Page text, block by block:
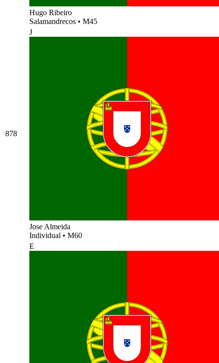
Hugo Ribeiro
Salamandrecos • M45
878
J
Jose Almeida
Individual • M60
E